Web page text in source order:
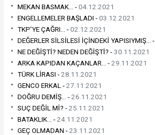
MEKAN BASMAK... -04.12.2021
ENGELLEMELER BAŞLADI -03.12.2021
TKP'YE ÇAĞRI... -02.12.2021
DEĞERLER SİLSİLESİ İÇİNDEKİ YAPISIYMIŞ... -
NE DEĞİŞTİ? NEDEN DEĞİŞTİ? -30.11.2021
ARKA KAPIDAN KAÇANLAR... -29.11.2021
TÜRK LİRASI -28.11.2021
GENCO ERKAL -27.11.2021
DOĞRU DEMİŞ... -26.11.2021
SUÇ DEĞİL Mİ? -25.11.2021
BATAKLIK... -24.11.2021
GEÇ OLMADAN -23.11.2021